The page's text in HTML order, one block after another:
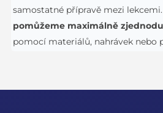
samostatné přípravě mezi
pomůžeme maximálně
pomocí materiálů, nahrávek nebo